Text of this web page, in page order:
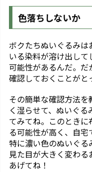
色落ちしないか
ボクたちぬいぐるみ
いる染料が溶け出し
可能性があるんだ。
確認しておくことがと
その簡単な確認方法
く湿らせて、ぬいぐ
てみてね。このとき
る可能性が高く、自宅
特に濃い色のぬいぐ
見た目が大きく変わ
あげてね！